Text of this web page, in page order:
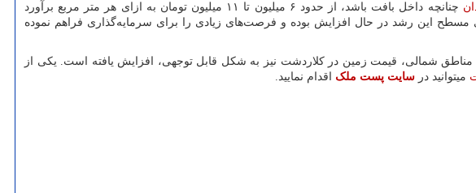
چنانچه داخل بافت باشد، از حدود ۶ میلیون تا ۱۱ میلیون تومان به ازای هر متر مربع برآورد
مسطح این رشد در حال افزایش بوده و فرصت‌های زیادی را برای سرمایه‌گذاری فراهم نموده
مناطق شمالی، قیمت زمین در کلاردشت نیز به شکل قابل توجهی، افزایش یافته است. یکی از
میتوانید در سایت پست ملک اقدام نمایید.